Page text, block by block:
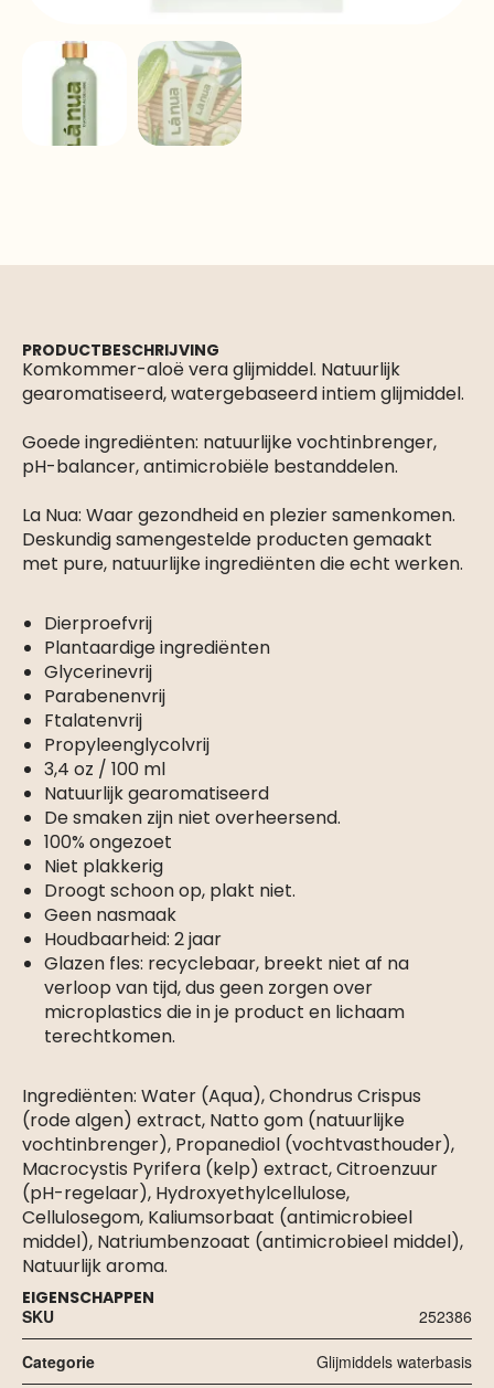
PRODUCTBESCHRIJVING
Komkommer-aloë vera glijmiddel. Natuurlijk
gearomatiseerd, watergebaseerd intiem glijmiddel.
Goede ingrediënten: natuurlijke vochtinbrenger,
pH-balancer, antimicrobiële bestanddelen.
La Nua: Waar gezondheid en plezier samenkomen.
Deskundig samengestelde producten gemaakt
met pure, natuurlijke ingrediënten die echt werken.
Dierproefvrij
Plantaardige ingrediënten
Glycerinevrij
Parabenenvrij
Ftalatenvrij
Propyleenglycolvrij
3,4 oz / 100 ml
Natuurlijk gearomatiseerd
De smaken zijn niet overheersend.
100% ongezoet
Niet plakkerig
Droogt schoon op, plakt niet.
Geen nasmaak
Houdbaarheid: 2 jaar
Glazen fles: recyclebaar, breekt niet af na
verloop van tijd, dus geen zorgen over
microplastics die in je product en lichaam
terechtkomen.
Ingrediënten: Water (Aqua), Chondrus Crispus
(rode algen) extract, Natto gom (natuurlijke
vochtinbrenger), Propanediol (vochtvasthouder),
Macrocystis Pyrifera (kelp) extract, Citroenzuur
(pH-regelaar), Hydroxyethylcellulose,
Cellulosegom, Kaliumsorbaat (antimicrobieel
middel), Natriumbenzoaat (antimicrobieel middel),
Natuurlijk aroma.
EIGENSCHAPPEN
SKU
252386
Categorie Glijmiddels waterbasis